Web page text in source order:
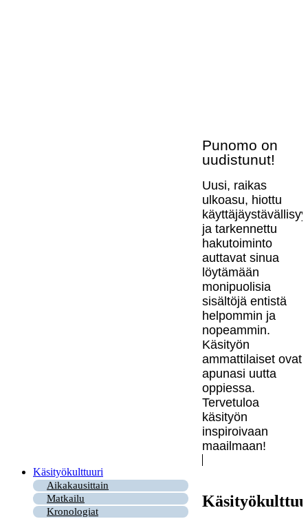
Punomo on
uudistunut!
Uusi, raikas
ulkoasu, hiottu
ja tarkennettu
hakutoiminto
auttavat sinua
löytämään
monipuolisia
sisältöjä entistä
helpommin ja
nopeammin.
Käsityön
ammattilaiset ovat
apunasi uutta
oppiessa.
Tervetuloa
käsityön
inspiroivaan
maailmaan!
Käsityökulttuuri
Aikakausittain
Matkailu
Kronologiat